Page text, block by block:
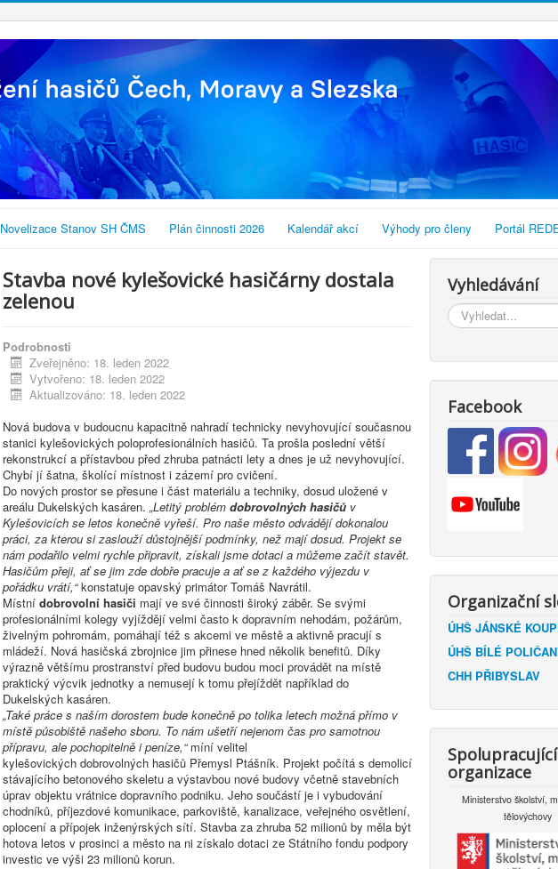
Novelizace Stanov SH ČMS Plán činnosti 2026 Kalendář akcí Výhody pro členy Portál
Stavba nové kylešovické hasičárny dostala
zelenou
Podrobnosti
Zveřejněno: 18. leden 2022
Vytvořeno: 18. leden 2022
Aktualizováno: 18. leden 2022
Nová budova v budoucnu kapacitně nahradí technicky nevyhovující současnou
stanici kylešovických poloprofesionálních hasičů. Ta prošla poslední větší
rekonstrukcí a přístavbou před zhruba patnácti lety a dnes je už nevyhovující.
Chybí jí šatna, školící místnost i zázemí pro cvičení.
Do nových prostor se přesune i část materiálu a techniky, dosud uložené v
areálu Dukelských kasáren. „Letitý problém dobrovolných hasičů v
Kylešovicích se letos konečně vyřeší. Pro naše město odvádějí dokonalou
práci, za kterou si zaslouží důstojnější podmínky, než mají dosud. Projekt se
nám podařilo velmi rychle připravit, získali jsme dotaci a můžeme začít stavět.
Hasičům přeji, ať se jim zde dobře pracuje a ať se z každého výjezdu v
pořádku vrátí,“konstatuje opavský primátor Tomáš Navrátil.
Místní dobrovolní hasiči mají ve své činnosti široký záběr. Se svými
profesionálními kolegy vyjíždějí velmi často k dopravním nehodám, požárům,
živelným pohromám, pomáhají též s akcemi ve městě a aktivně pracují s
mládeží. Nová hasičská zbrojnice jim přinese hned několik benefitů. Díky
výrazně většímu prostranství před budovu budou moci provádět na místě
praktický výcvik jednotky a nemusejí k tomu přejíždět například do
Dukelských kasáren.
„Také práce s naším dorostem bude konečně po tolika letech možná přímo v
místě působiště našeho sboru. To nám ušetří nejenom čas pro samotnou
přípravu, ale pochopitelně i peníze,“míní velitel
kylešovických dobrovolných hasičů Přemysl Ptášník. Projekt počítá s demolicí
stávajícího betonového skeletu a výstavbou nové budovy včetně stavebních
úprav objektu vrátnice dopravního podniku. Jeho součástí je i vybudování
chodníků, příjezdové komunikace, parkoviště, kanalizace, veřejného osvětlení,
oplocení a přípojek inženýrských sítí. Stavba za zhruba 52 milionů by měla být
hotova letos v prosinci a město na ni získalo dotaci ze Státního fondu podpory
investic ve výši 23 milionů korun.
Vyhledávání
Vyhledávání...
Facebook
Organizační
ÚHŠ JÁNSKÉ
ÚHŠ BÍLÉ
CHH PŘIBYSLAV
Spolupracující
organizace
Ministerstvo školství,
tělovýchovy